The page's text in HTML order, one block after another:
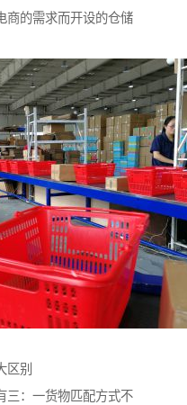
商的需求而开设的仓储
区别
三：一货物匹配方式不